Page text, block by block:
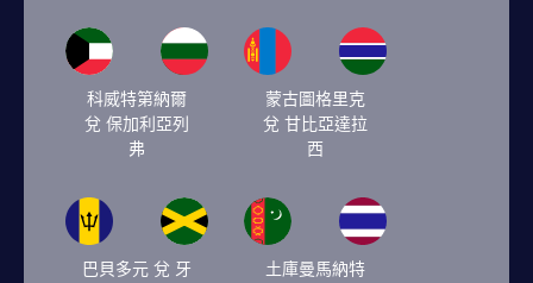
科威特第納爾
兌 保加利亞列
弗
蒙古圖格里克
兌 甘比亞達拉
西
巴貝多元 兌 牙
土庫曼馬納特